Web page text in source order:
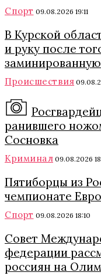
Спорт 09.08.2026 19:11
В Курской
и руку после
Происшествия
ранившего
Сосновка
Криминал 09.08.2026
Пятиборцы из
чемпионате
Спорт 09.08.2026 18:10
Совет
федерации
россиян на